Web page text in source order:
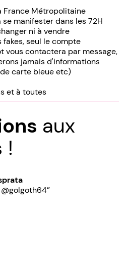
France Métropolitaine
manifester dans les 72H
ni à vendre
seul le compte
vous contactera par message,
jamais d'informations
carte bleue etc)
et à toutes
aux
!